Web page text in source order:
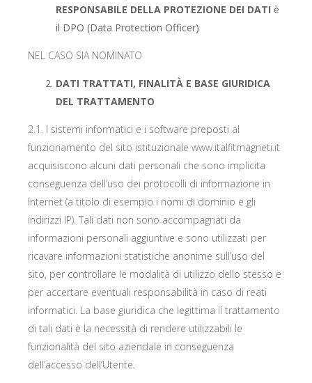
RESPONSABILE DELLA PROTEZIONE DEI DATI è
il DPO (Data Protection Officer)
NEL CASO SIA NOMINATO
DATI TRATTATI, FINALITÀ E BASE GIURIDICA
DEL TRATTAMENTO
2.1. I sistemi informatici e i software preposti al
funzionamento del sito istituzionale www.italfitmagneti.it
acquisiscono alcuni dati personali che sono implicita
conseguenza dell’uso dei protocolli di informazione in
Internet (a titolo di esempio i nomi di dominio e gli
indirizzi IP). Tali dati non sono accompagnati da
informazioni personali aggiuntive e sono utilizzati per
ricavare informazioni statistiche anonime sull’uso del
sito, per controllare le modalità di utilizzo dello stesso e
per accertare eventuali responsabilità in caso di reati
informatici. La base giuridica che legittima il trattamento
di tali dati è la necessità di rendere utilizzabili le
funzionalità del sito aziendale in conseguenza
dell’accesso dell’Utente.